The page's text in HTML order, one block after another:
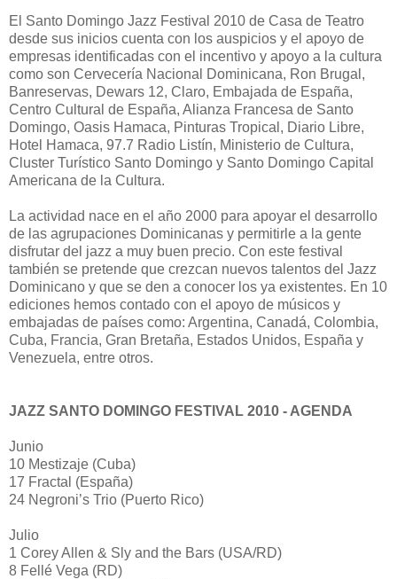
El Santo Domingo Jazz Festival 2010 de Casa de Teatro
desde sus inicios cuenta con los auspicios y el apoyo de
empresas identificadas con el incentivo y apoyo a la cultura
como son Cervecería Nacional Dominicana, Ron Brugal,
Banreservas, Dewars 12, Claro, Embajada de España,
Centro Cultural de España, Alianza Francesa de Santo
Domingo, Oasis Hamaca, Pinturas Tropical, Diario Libre,
Hotel Hamaca, 97.7 Radio Listín, Ministerio de Cultura,
Cluster Turístico Santo Domingo y Santo Domingo Capital
Americana de la Cultura.
La actividad nace en el año 2000 para apoyar el desarrollo
de las agrupaciones Dominicanas y permitirle a la gente
disfrutar del jazz a muy buen precio. Con este festival
también se pretende que crezcan nuevos talentos del Jazz
Dominicano y que se den a conocer los ya existentes. En 10
ediciones hemos contado con el apoyo de músicos y
embajadas de países como: Argentina, Canadá, Colombia,
Cuba, Francia, Gran Bretaña, Estados Unidos, España y
Venezuela, entre otros.
JAZZ SANTO DOMINGO FESTIVAL 2010 - AGENDA
Junio
10 Mestizaje (Cuba)
17 Fractal (España)
24 Negroni’s Trio (Puerto Rico)
Julio
1 Corey Allen & Sly and the Bars (USA/RD)
8 Fellé Vega (RD)